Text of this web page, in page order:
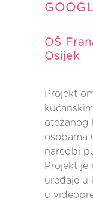
OŠ
Osijek
Projekt
otežanog
osobama
naredbi
Projekt je
uređaje u
u